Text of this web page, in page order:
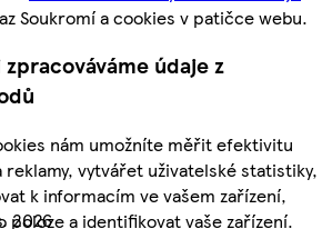
Soukromí a cookies v patičce webu.
údaje z
nám umožníte měřit efektivitu
reklamy, vytvářet uživatelské statistiky,
k informacím ve vašem zařízení,
poloze a identifikovat vaše zařízení.
2026